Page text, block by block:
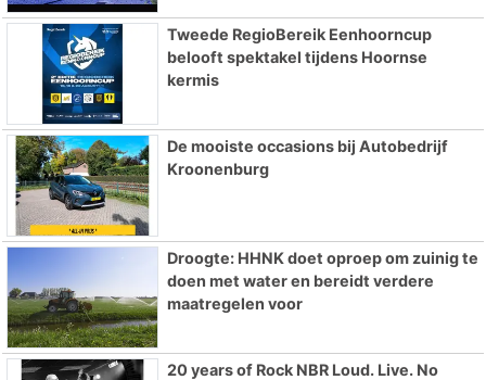
Tweede RegioBereik Eenhoorncup
belooft spektakel tijdens Hoornse
kermis
De mooiste occasions bij Autobedrijf
Kroonenburg
Droogte: HHNK doet oproep om zuinig te
doen met water en bereidt verdere
maatregelen voor
20 years of Rock NBR Loud. Live. No